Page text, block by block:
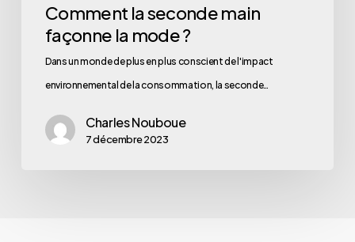
Comment la seconde main
façonne la mode ?
Dans un monde de plus en plus conscient de l'impact
environnemental de la consommation, la seconde…
Charles Nouboue
7 décembre 2023